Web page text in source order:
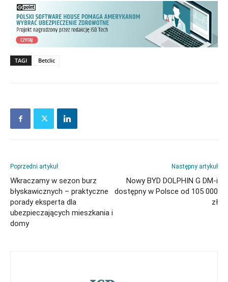
TAGI Betclic
Poprzedni artykuł
Wkraczamy w sezon burz
błyskawicznych – praktyczne
porady eksperta dla
ubezpieczających mieszkania i
domy
Następny artykuł
Nowy BYD DOLPHIN G DM-i
dostępny w Polsce od 105 000
zł